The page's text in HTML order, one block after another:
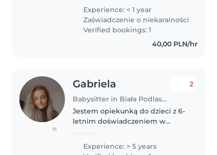
working with children. My
teaching background helps me
support kids in their learning
and..
Experience: < 1 year
Zaświadczenie o niekaralności
Verified bookings: 1
40,00 PLN/hr
(1)
Gabriela
Babysitter in Biała Podlaska
2
Jestem opiekunką do dzieci z 6-
letnim doświadczeniem w
maluchami i dziećmi w wieku
przedszkolnym. Jestem
Experience: > 5 years